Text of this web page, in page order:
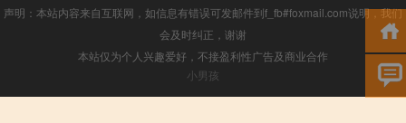
声明：本站内容来自互联网，如信息有错误可发邮件到f_fb#foxmail.com说明，我们
会及时纠正，谢谢
本站仅为个人兴趣爱好，不接盈利性广告及商业合作
小男孩